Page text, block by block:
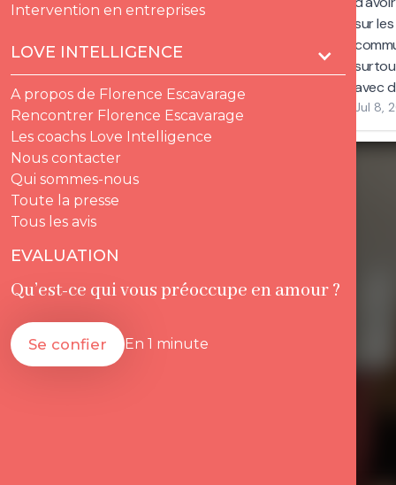
Intervention en entreprises
LOVE INTELLIGENCE
A propos de Florence Escavarage
Rencontrer Florence Escavarage
Les coachs Love Intelligence
Nous contacter
Qui sommes-nous
Toute la presse
Tous les avis
EVALUATION
Qu’est-ce qui vous préoccupe en amour ?
Se confier En 1 minute
y ait plus de temps entre le module
5 et la date de rendu du mémoire,
2 jours peut-être ?
Lire plus
Jul 8, 2026
sur
avec
Jul 8,